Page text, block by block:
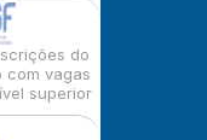
do
com vagas
superior